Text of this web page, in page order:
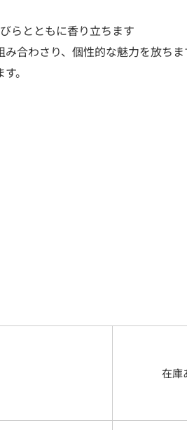
らとともに香り立ちます
合わさり、個性的な魅力を放ちま
。
在庫